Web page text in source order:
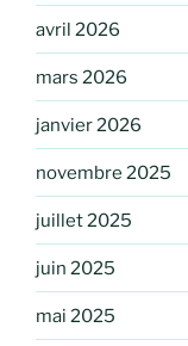
avril 2026
mars 2026
janvier 2026
novembre 2025
juillet 2025
juin 2025
mai 2025